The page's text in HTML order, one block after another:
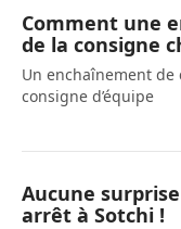
Comment une
de la consigne
Un enchaînement
consigne d’équipe
Aucune
arrêt à Sotchi !